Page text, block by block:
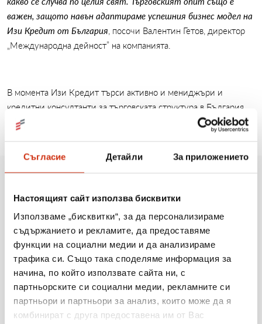
Съгласие Детайли За приложението
Настоящият сайт използва бисквитки
Използваме „бисквитки“, за да персонализираме
съдържанието и рекламите, да предоставяме
функции на социални медии и да анализираме
трафика си. Също така споделяме информация за
начина, по който използвате сайта ни, с
партньорските си социални медии, рекламните си
партньори и партньори за анализ, които може да я
комбинират с друга предоставена им от Вас
важен, защото навън адаптираме успешния бизнес модел на
Изи Кредит от България, посочи Валентин Гетов, директор
„Международна дейност” на компанията.
В момента Изи Кредит търси активно и мениджъри и
кредитни консултанти за търговската структура в България.
Още новини
06.08.2026
Когато мечтите оживяват: 206 детски рисунки, 3
сбъднати желания и 203 изненади
Виж повече